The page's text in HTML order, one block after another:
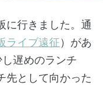
に行きました。通
ライブ遠征）があ
遅めのランチ
先として向かった